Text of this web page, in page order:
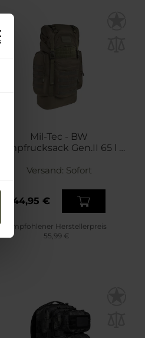
Mil-Tec - BW
Kampfrucksack Gen.II 65 l -
Versand: Sofort
44,95 €
Empfohlener Herstellerpreis
55,99 €